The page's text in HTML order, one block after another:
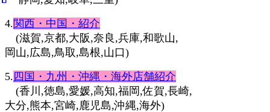
4.関西・中国・紹介
(滋賀,京都,大阪,奈良,兵庫,和歌山,
岡山,広島,鳥取,島根,山口)
5. 四国・九州・沖縄・海外店舗紹介
(香川,徳島,愛媛,高知,福岡,佐賀,長崎,
大分,熊本,宮崎,鹿児島,沖縄,海外)